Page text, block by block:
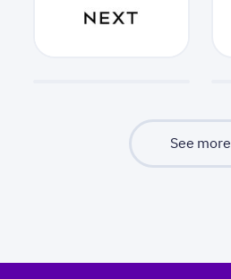
See more